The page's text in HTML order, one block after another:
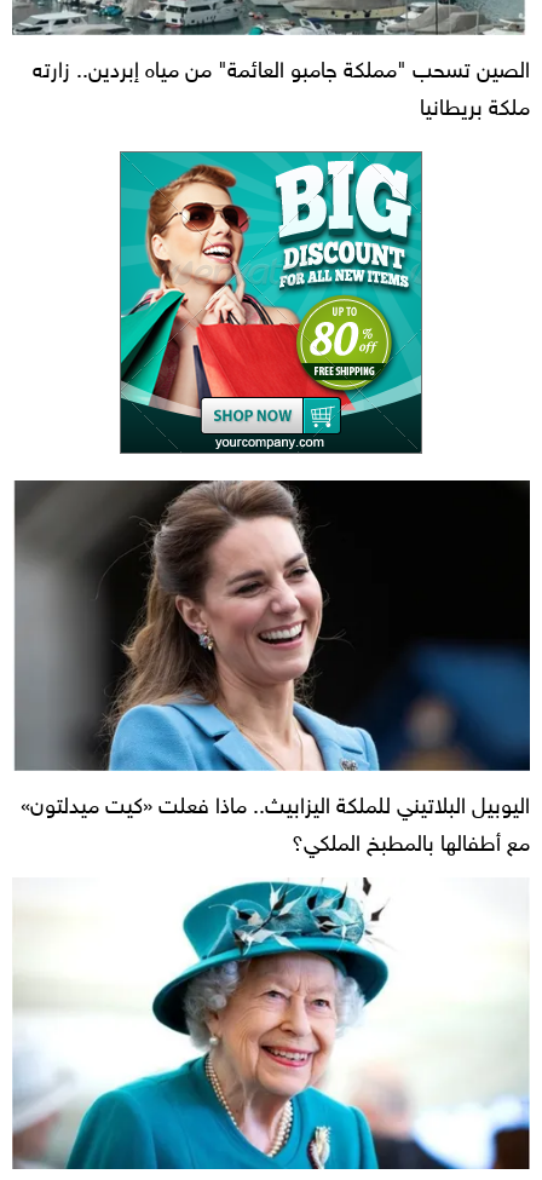
الصين تسحب "مملكة جامبو العائمة" من مياه إبردين.. زارته
ملكة بريطانيا
اليوبيل البلاتيني للملكة اليزابيث.. ماذا فعلت «كيت ميدلتون»
مع أطفالها بالمطبخ الملكي؟